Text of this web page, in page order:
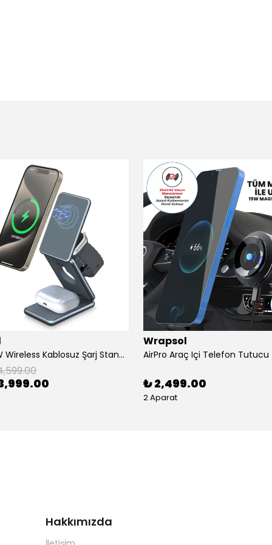
AirFlod 15W Wireless Kablosuz Şarj Standı Alüminyum Katlanabilir 3in1 iPhone-android-watch-airpods
Wrapsol
₺ 2,499.00
2 Aparat
Hakkımızda